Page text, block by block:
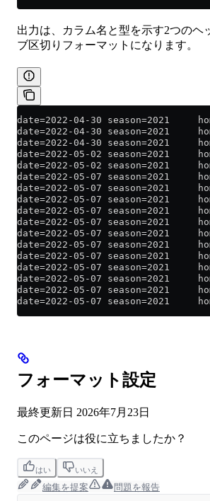
出力は、カラム名と型を示す2つのヘ
ブ区切りフォーマットになります。
date=2022-04-30 season=2021
date=2022-04-30 season=2021
date=2022-04-30 season=2021
date=2022-05-02 season=2021
date=2022-05-02 season=2021
date=2022-05-07 season=2021
date=2022-05-07 season=2021
date=2022-05-07 season=2021
date=2022-05-07 season=2021
date=2022-05-07 season=2021
date=2022-05-07 season=2021
date=2022-05-07 season=2021
date=2022-05-07 season=2021
date=2022-05-07 season=2021
date=2022-05-07 season=2021
date=2022-05-07 season=2021
date=2022-05-07 season=2021
フォーマット設定
最終更新日 2026年7月23日
このページは役に立ちましたか？
はい いいえ
編集を提案 問題を報告